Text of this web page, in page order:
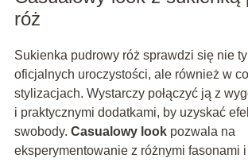
róż
Sukienka pudrowy róż sprawdzi się nie
oficjalnych uroczystości, ale również w
stylizacjach. Wystarczy połączyć ją z
i praktycznymi dodatkami, by uzyskać
swobody. Casualowy lookpozwala na
eksperymentowanie z różnymi fasonami i